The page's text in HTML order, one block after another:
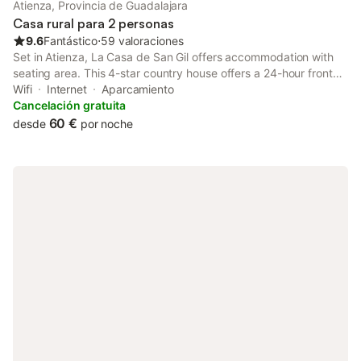
Atienza, Provincia de Guadalajara
Casa rural para 2 personas
9.6Fantástico⋅59 valoraciones
Set in Atienza, La Casa de San Gil offers accommodation with
seating area. This 4-star country house offers a 24-hour front
desk and luggage storage space. Boasting family rooms, this
property also provides guests with an outdoor fireplace.
Wifi Internet
Aparcamiento
Cancelación gratuita
desde 60 € por noche